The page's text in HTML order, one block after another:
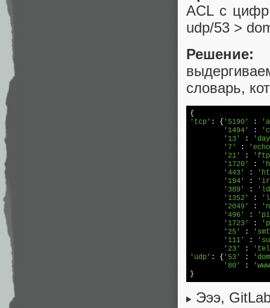
ACL с
udp/53 >
Решение:
словарь,
'tcp' : { '5190' :
'1494'
:
'13'
:
'7'
:
'21'
:
'1720'
:
'443'
:
'194'
:
'389'
:
'1352'
:
'2049'
:
'496'
:
'1723'
:
'25'
:
'111'
:
'23'
:
'udp' : { '53' :
'80'
:
}
Эээ,